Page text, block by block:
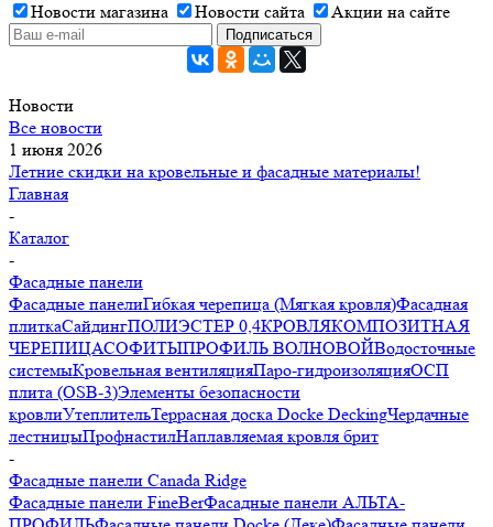
Новости магазина
Новости сайта Акции на сайте
Новости
Все новости
1 июня 2026
Летние скидки на кровельные и фасадные материалы!
Главная
-
Каталог
-
Фасадные панели
Фасадные панелиГибкая черепица (Мягкая кровля)Фасадная
плиткаСайдингПОЛИЭСТЕР 0,4КРОВЛЯКОМПОЗИТНАЯ
ЧЕРЕПИЦАСОФИТЫПРОФИЛЬ ВОЛНОВОЙВодосточные
системыКровельная вентиляцияПаро-гидроизоляцияОСП
плита (OSB-3)Элементы безопасности
кровлиУтеплительТеррасная доска Docke DeckingЧердачные
лестницыПрофнастилНаплавляемая кровля брит
-
Фасадные панели Canada Ridge
Фасадные панели FineBerФасадные панели АЛЬТА-